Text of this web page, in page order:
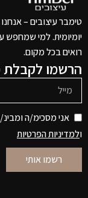
טימבר עיצובים –
יומיומית. למי שמחפש
רואים בכל מקום.
הרשמו לקבלת
אני מסכימ/ה
ולמדיניות הפרטיות
רשמו אותי